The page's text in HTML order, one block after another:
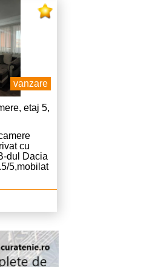
vanzare
etaj 5,
cu
dul Dacia
5,mobilat
Euro